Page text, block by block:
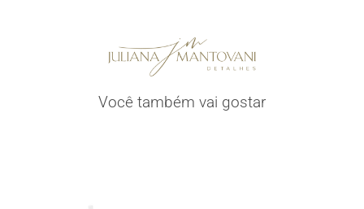
Você também vai gostar